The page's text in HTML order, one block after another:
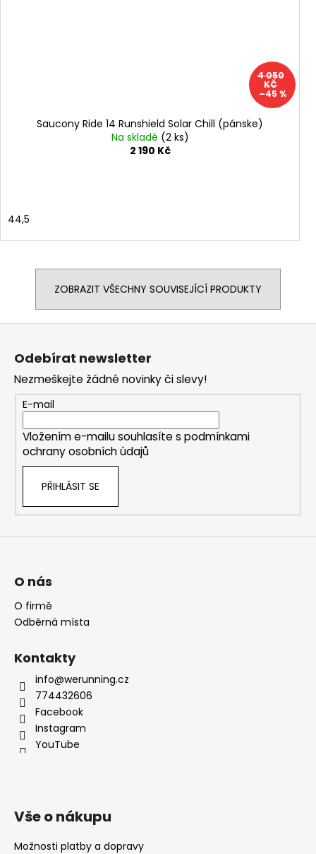
4 050
KČ
–45 %
Saucony Ride 14 Runshield Solar Chill (pánske)
Na skladě (2 ks)
2 190 Kč
44,5
ZOBRAZIT VŠECHNY SOUVISEJÍCÍ PRODUKTY
Odebírat newsletter
Nezmeškejte žádné novinky či slevy!
E-mail
Vložením e-mailu souhlasíte s podmínkami
ochrany osobních údajů
PŘIHLÁSIT SE
O nás
O firmě
Odběrná místa
Kontakty
info@werunning.cz
774432606
Facebook
Instagram
YouTube
Vše o nákupu
Možnosti platby a dopravy